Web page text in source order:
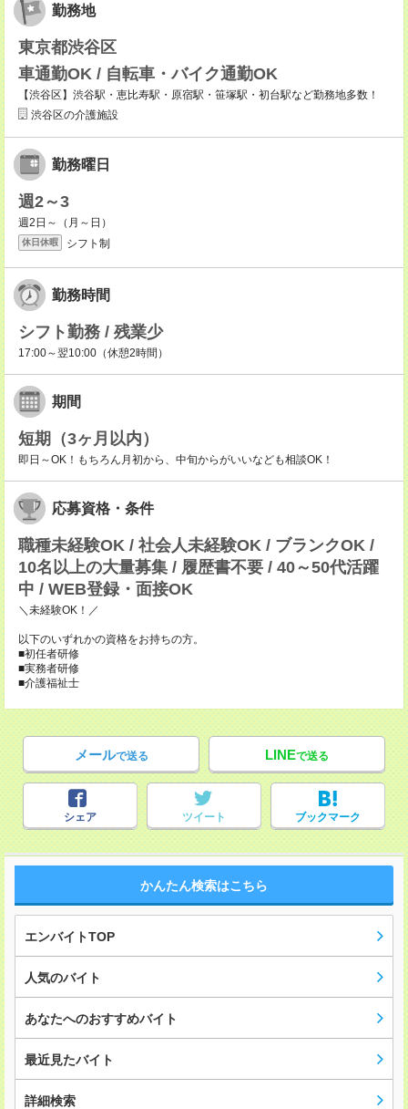
勤務地
東京都渋谷区
車通勤OK / 自転車・バイク通勤OK
【渋谷区】渋谷駅・恵比寿駅・原宿駅・笹塚駅・初台駅など勤務地多数！
渋谷区の介護施設
勤務曜日
週2～3
週2日～（月～日）
休日休暇 シフト制
勤務時間
シフト勤務 / 残業少
17:00～翌10:00（休憩2時間）
期間
短期（3ヶ月以内）
即日～OK！もちろん月初から、中旬からがいいなども相談OK！
応募資格・条件
職種未経験OK / 社会人未経験OK / ブランクOK /
10名以上の大量募集 / 履歴書不要 / 40～50代活躍
中 / WEB登録・面接OK
＼未経験OK！／
以下のいずれかの資格をお持ちの方。
■初任者研修
■実務者研修
■介護福祉士
メールで送る LINEで送る
シェア ツイート ブックマーク
かんたん検索はこちら
エンバイトTOP
人気のバイト
あなたへのおすすめバイト
最近見たバイト
詳細検索